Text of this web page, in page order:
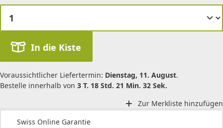
In die Kiste
Voraussichtlicher Liefertermin: Dienstag, 11. August.
Bestelle innerhalb von 3 T. 18 Std. 21 Min. 32 Sek.
Zur Merkliste hinzufügen
Swiss Online Garantie